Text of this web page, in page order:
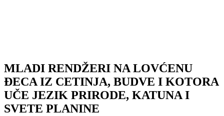
MLADI RENDŽERI NA LOVĆENU
ĐECA IZ CETINJA, BUDVE I KOTORA
UČE JEZIK PRIRODE, KATUNA I
SVETE PLANINE